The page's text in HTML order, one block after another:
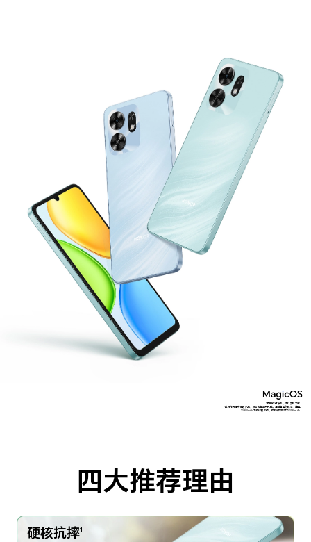
*图片仅供参考，请以实物为准。
*手机作为精密电子产品，跌落仍有损坏风险，请注意避免跌落、碰撞。
*5300mAh 为电池典型值，电池额定容量为 5130mAh。
四大推荐理由
硬核抗摔1